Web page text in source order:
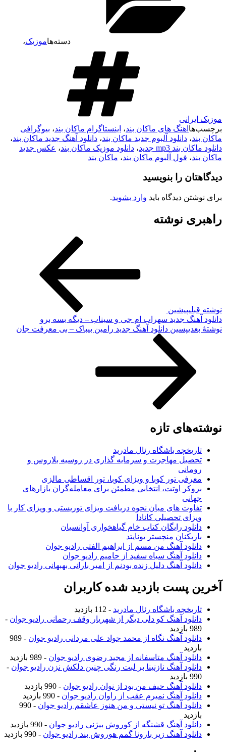
دسته‌هاموزیک،
موزیک ایرانی
برچسب‌ها اهنگ های ماکان بند، اینستاگرام ماکان بند، بیوگرافی
ماکان بند، دانلود آلبوم جدید ماکان بند، دانلود آهنگ جدید ماکان بند،
دانلود ماکان بند mp3 جدید
، دانلود موزیک ماکان بند، عکس جدید
ماکان بند، فول آلبوم ماکان بند، ماکان بند
دیدگاهتان را بنویسید
برای نوشتن دیدگاه باید وارد بشوید.
راهبری نوشته
نوشته قبلیپیشین
دانلود آهنگ جدید سهراب ام جی و سیناب – دیگه بسه برو
نوشته‌ٔ بعدیپسین دانلود آهنگ جدید رامین بیباک – بی معرفت جان
نوشته‌های تازه
تاریخچه باشگاه رئال مادرید
تحصیل مهاجرت و سرمایه گذاری در روسیه بلاروس و
رومانی
معرفی تور کوبا و ویزای کوبا، تور اقساطی مالزی
بروکر اوتت، انتخابی مطمئن برای معامله‌گران بازارهای
جهانی
تفاوت های میان نحوه دریافت ویزای توریستی و ویزای کار با
ویزای تحصیلی کانادا
دانلود رایگان کتاب خام گیاهخواری آوانسیان
بازیکنان منچستر یونایتد
دانلود آهنگ من مسم از ابراهیم الفتی رادیو جوان
دانلود آهنگ سیاه سفید از حامیم رادیو جوان
دانلود آهنگ دلیل زنده بودنم از امیر بارانی بهبهانی رادیو جوان
آخرین پست بازدید شده کاربران
تاریخچه باشگاه رئال مادرید - 112 بازدید
دانلود آهنگ کو دلی دیگر از شهریار وقف رحمانی رادیو جوان -
989 بازدید
دانلود آهنگ نگاه از محمد جواد علی مردانی رادیو جوان
- 989
بازدید
دانلود آهنگ متاسفانه از مجید رضوی رادیو جوان - 989 بازدید
دانلود آهنگ نازنینا بر لبت رنگی چنین دلکش نزن رادیو جوان -
990 بازدید
دانلود آهنگ حیف من بود از نوان رادیو جوان - 990 بازدید
دانلود آهنگ نمیرم عقب از راوان رادیو جوان - 990 بازدید
دانلود آهنگ تو نیستی و من هنوز عاشقم رادیو جوان
- 990
بازدید
دانلود آهنگ قشنگه از کوروش بیژنی رادیو جوان - 990 بازدید
دانلود آهنگ زیر بارونا گمم هوروش بند رادیو جوان - 990 بازدید